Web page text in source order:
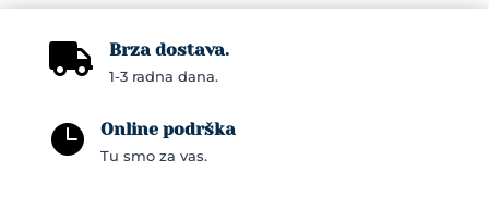
chosen
product
page
 Brza dostava.
1-3 radna dana.
 Online podrška
Tu smo za vas.